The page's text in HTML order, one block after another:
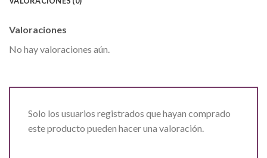
Valoraciones
No hay valoraciones aún.
Solo los usuarios registrados que hayan comprado
este producto pueden hacer una valoración.